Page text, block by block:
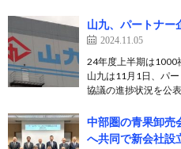
山九、パートナー
2024.11.05
24年度上半期は1000
山九は11月1日、パ
協議の進捗状況を公
中部圏の青果卸売
へ共同で新会社設